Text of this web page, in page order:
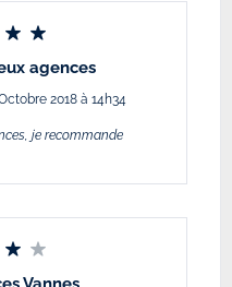
agences
2018 à 14h34
je recommande